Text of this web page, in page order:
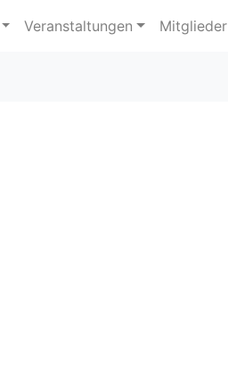
Veranstaltungen Mitglieder